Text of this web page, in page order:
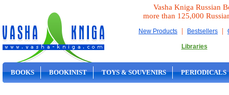
Vasha Kniga Russian
more than 125,000
New Products | Bestsellers |
Libraries
BOOKS BOOKINIST TOYS & SOUVENIRS PERIODICALS